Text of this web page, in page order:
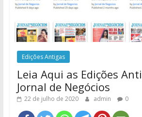
Edições Antigas
Leia Aqui as Edições
Jornal de Negócios
22 de julho de 2020 admin 0